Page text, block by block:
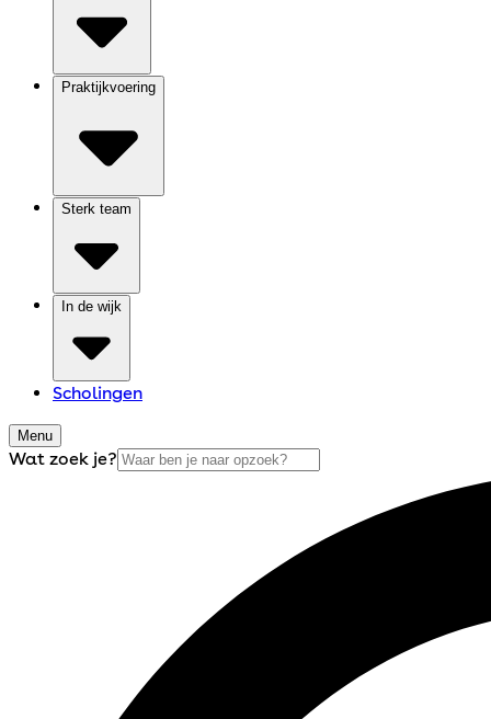
Praktijkvoering
Sterk team
In de wijk
Scholingen
Menu
Wat zoek je?